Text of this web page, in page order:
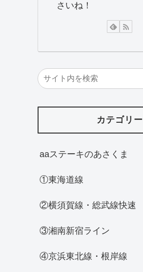
さいね！
カテゴリー
aaステーキのあさくま
①東海道線
②横須賀線・総武線快速
③湘南新宿ライン
④京浜東北線・根岸線